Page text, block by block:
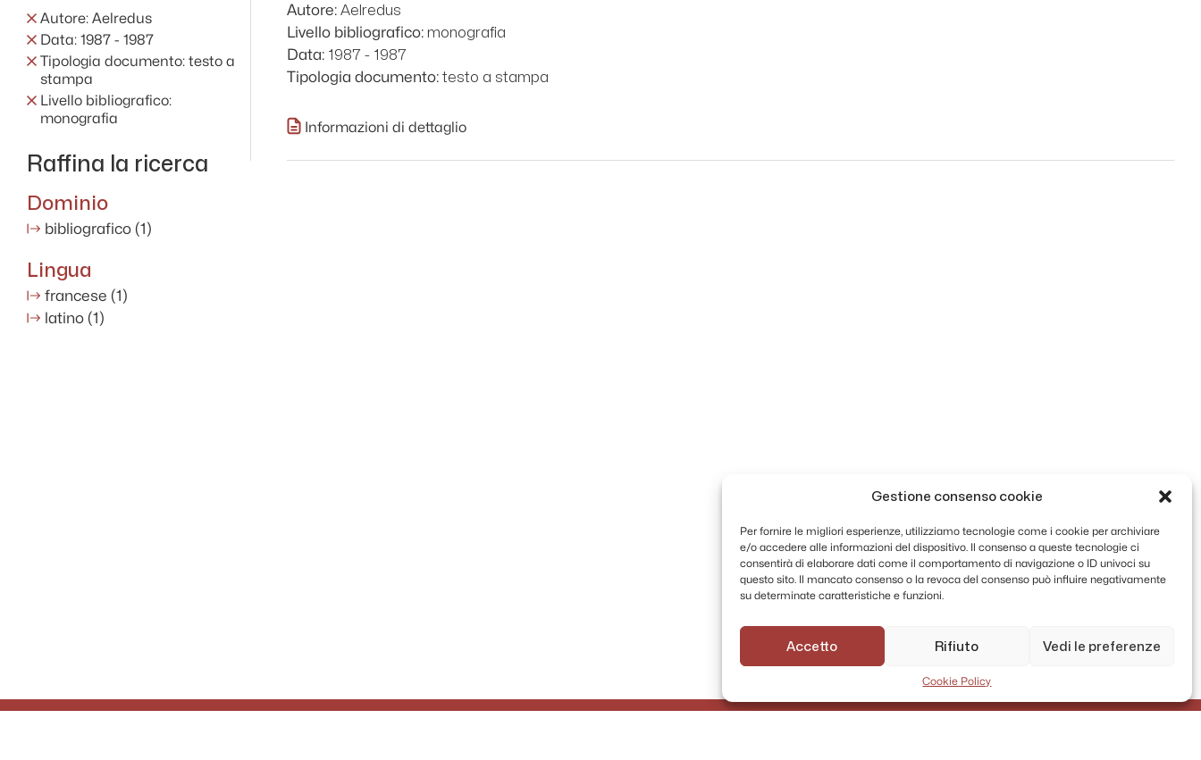
Gestione consenso cookie
Per fornire le migliori esperienze, utilizziamo tecnologie come i cookie per archiviare
e/o accedere alle informazioni del dispositivo. Il consenso a queste tecnologie ci
consentirà di elaborare dati come il comportamento di navigazione o ID univoci su
questo sito. Il mancato consenso o la revoca del consenso può influire negativamente
su determinate caratteristiche e funzioni.
Accetto Rifiuto Vedi le preferenze
Cookie Policy
Autore: Aelredus
Data: 1987 - 1987
Tipologia documento: testo a
stampa
Livello bibliografico:
monografia
Raffina la ricerca
Dominio
bibliografico (1)
Lingua
francese (1)
latino (1)
Autore: Aelredus
Livello bibliografico: monografia
Data: 1987 - 1987
Tipologia documento: testo a stampa
Informazioni di dettaglio